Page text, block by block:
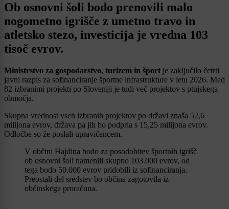
Ob osnovni šoli bodo prenovili malo
nogometno igrišče z umetno travo in
atletsko stezo, investicija je vredna 103
tisoč evrov.
Ministrstvo za gospodarstvo, turizem in šport je zaključilo četrti
javni razpis za sofinanciranje športne infrastrukture v letu 2026. Med
82 izbranimi projekti po Sloveniji je tudi več projektov s ptujskega
območja.
Skupna vrednost vseh izbranih projektov po državi znaša 52,6
milijona evrov, država pa jih bo podprla s 15,25 milijona evrov.
Odločbe so že poslali upravičencem.
V občini Hajdina bodo za posodobitev športnih igrišč
ob osnovni šoli namenili skupno 103.000 evrov, od
tega bodo 50.000 evrov pridobili iz sofinanciranja.
Preostali del sredstev bo občina zagotovila iz
občinskega proračuna.